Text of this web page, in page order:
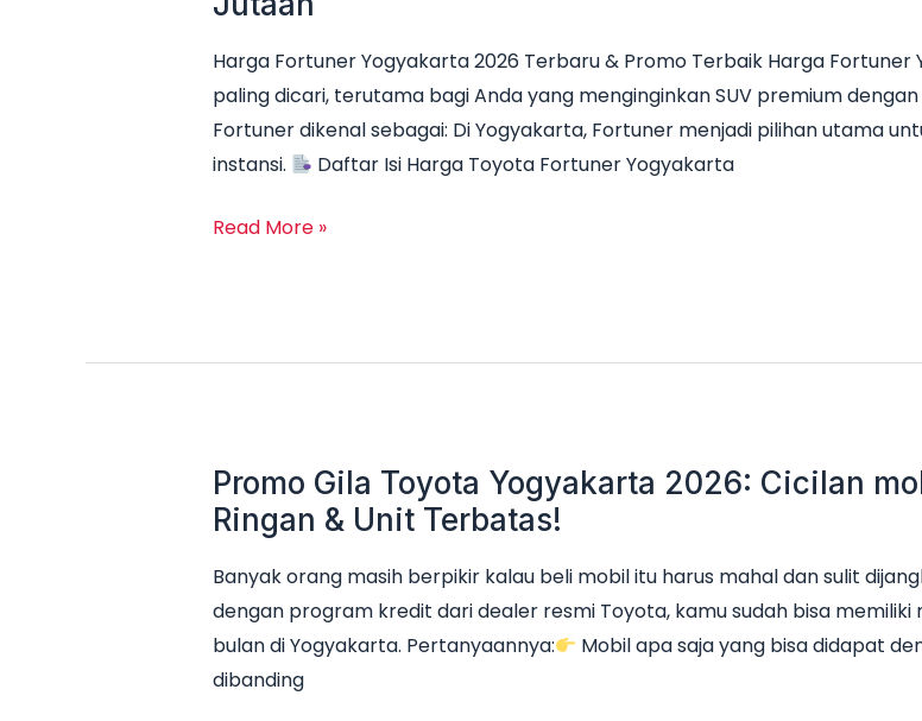
Harga Fortuner Yogyakarta 2026 Terbaru & Promo Terbaik Harga
paling dicari, terutama bagi Anda yang menginginkan SUV premium
Fortuner dikenal sebagai: Di Yogyakarta, Fortuner menjadi pilihan utama
instansi.
Daftar Isi Harga Toyota Fortuner Yogyakarta
2026
Terbaru:
Promo,
DP
&
Read More »
Promo Gila Toyota Yogyakarta 2026: Cicilan
Ringan & Unit Terbatas!
Banyak orang masih berpikir kalau beli mobil itu harus mahal dan sulit
dengan program kredit dari dealer resmi Toyota, kamu sudah bisa
bulan di Yogyakarta. Pertanyaannya:
Mobil apa saja yang bisa didapat
dibanding
Promo
Gila
Yogyakarta
2026:
Cicilan
mobil